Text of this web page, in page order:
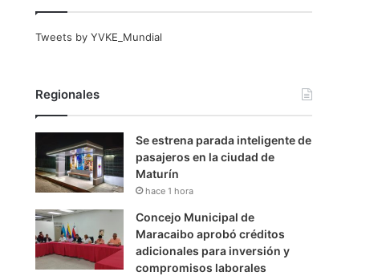
Tweets by YVKE_Mundial
Regionales
Se estrena parada inteligente de
pasajeros en la ciudad de
Maturín
hace 1 hora
Concejo Municipal de
Maracaibo aprobó créditos
adicionales para inversión y
compromisos laborales